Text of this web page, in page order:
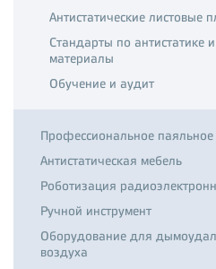
Антистатические листовые
Стандарты по антистатике
материалы
Обучение и аудит
Профессиональное
Антистатическая мебель
Роботизация
Ручной инструмент
Оборудование для
воздуха